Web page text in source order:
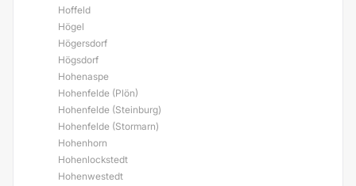
Hoffeld
Högel
Högersdorf
Högsdorf
Hohenaspe
Hohenfelde (Plön)
Hohenfelde (Steinburg)
Hohenfelde (Stormarn)
Hohenhorn
Hohenlockstedt
Hohenwestedt